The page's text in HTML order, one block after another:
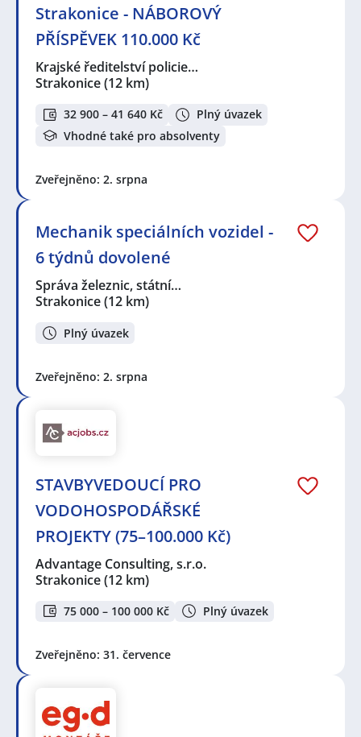
Strakonice - NÁBOROVÝ
PŘÍSPĚVEK 110.000 Kč
Krajské ředitelství policie…
Strakonice(12 km)
32 900 – 41 640 Kč
Plný úvazek
Vhodné také pro absolventy
Zveřejněno: 2. srpna
Mechanik speciálních vozidel -
6 týdnů dovolené
Správa železnic, státní…
Strakonice(12 km)
Plný úvazek
Zveřejněno: 2. srpna
STAVBYVEDOUCÍ PRO
VODOHOSPODÁŘSKÉ
PROJEKTY (75–100.000 Kč)
Advantage Consulting, s.r.o.
Strakonice(12 km)
75 000 – 100 000 Kč Plný úvazek
Zveřejněno: 31. července